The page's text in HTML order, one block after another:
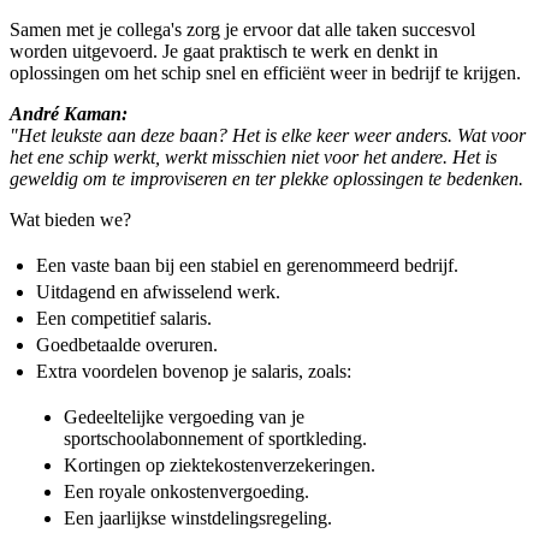
Samen met je collega's zorg je ervoor dat alle taken succesvol
worden uitgevoerd. Je gaat praktisch te werk en denkt in
oplossingen om het schip snel en efficiënt weer in bedrijf te krijgen.
André Kaman:
"Het leukste aan deze baan? Het is elke keer weer anders. Wat voor
het ene schip werkt, werkt misschien niet voor het andere. Het is
geweldig om te improviseren en ter plekke oplossingen te bedenken.
Wat bieden we?
Een vaste baan bij een stabiel en gerenommeerd bedrijf.
Uitdagend en afwisselend werk.
Een competitief salaris.
Goedbetaalde overuren.
Extra voordelen bovenop je salaris, zoals:
Gedeeltelijke vergoeding van je
sportschoolabonnement of sportkleding.
Kortingen op ziektekostenverzekeringen.
Een royale onkostenvergoeding.
Een jaarlijkse winstdelingsregeling.